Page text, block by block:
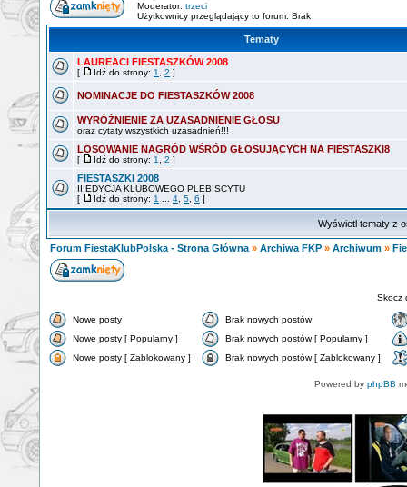
Moderator: trzeci
Użytkownicy przeglądający to forum: Brak
Tematy
LAUREACI FIESTASZKÓW 2008
[ Idź do strony: 1 2 ]
NOMINACJE DO FIESTASZKÓW 2008
WYRÓŻNIENIE ZA UZASADNIENIE GŁOSU
oraz cytaty wszystkich uzasadnień!!!
LOSOWANIE NAGRÓD WŚRÓD GŁOSUJĄCYCH NA FIESTASZKI8
[ Idź do strony: 1 2 ]
FIESTASZKI 2008
II EDYCJA KLUBOWEGO PLEBISCYTU
[
Idź do strony: 1 4 5 6 ]
Wyświetl tematy z
Forum FiestaKlubPolska - Strona Główna » Archiwa FKP » Archiwum »
Skocz
Nowe posty
Brak nowych postów
Nowe posty [ Popularny ]
Brak nowych postów [ Popularny ]
Nowe posty [ Zablokowany ]
Brak nowych postów [ Zablokowany ]
Powered by phpBB